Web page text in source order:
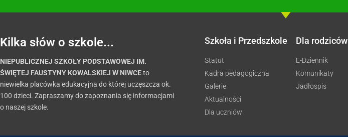
Kilka słów o szkole...
NIEPUBLICZNEJ SZKOŁY PODSTAWOWEJ IM.
ŚWIĘTEJ FAUSTYNY KOWALSKIEJ W NIWCEto
niewielka placówka edukacyjna do której uczęszcza ok.
100 dzieci. Zapraszamy do zapoznania się informacjami
o naszej szkole.
Szkoła i Przedszkole
Statut
Kadra pedagogiczna
Galerie
Aktualności
Dla uczniów
Dla rodziców
E-Dziennik
Komunikaty
Jadłospis